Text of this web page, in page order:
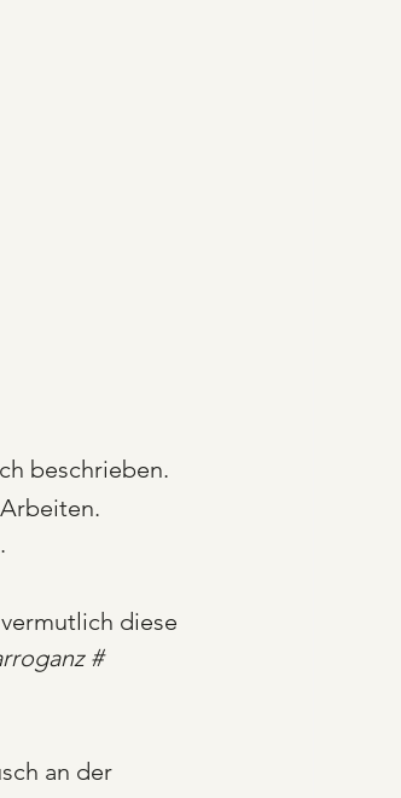
beschrieben.
diese
#
an der